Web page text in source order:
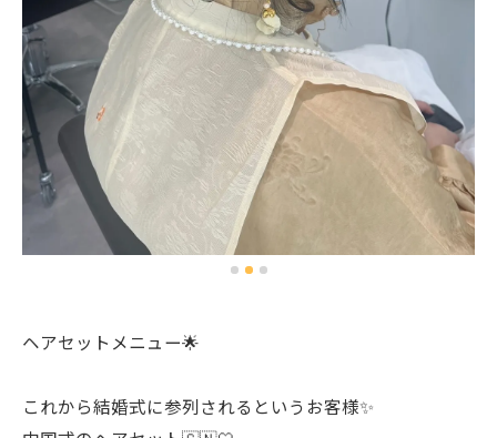
ヘアセットメニュー🌟
これから結婚式に参列されるというお客様✨